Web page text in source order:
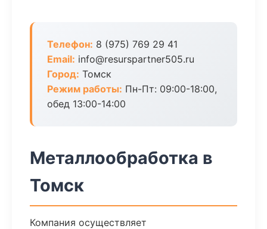
Телефон: 8 (975) 769 29 41
Email: info@resurspartner505.ru
Город: Томск
Режим работы: Пн-Пт: 09:00-18:00,
обед 13:00-14:00
Металлообработка в
Томск
Компания осуществляет